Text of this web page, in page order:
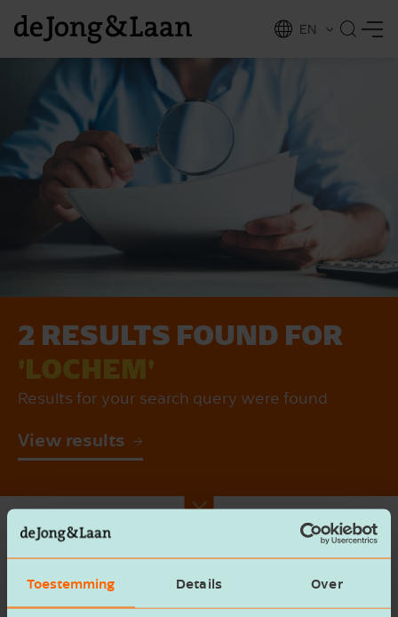
Toestemming Details Over
EN
2 RESULTS FOUND FOR
'LOCHEM'
Results for your search query were found
View results